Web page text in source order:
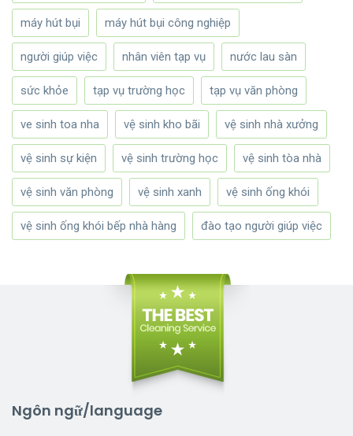
máy hút bụi máy hút bụi công nghiệp
người giúp việc nhân viên tạp vụ nước lau sàn
sức khỏe tạp vụ trường học tạp vụ văn phòng
ve sinh toa nha vệ sinh kho bãi vệ sinh nhà xưởng
vệ sinh sự kiện vệ sinh trường học vệ sinh tòa nhà
vệ sinh văn phòng vệ sinh xanh vệ sinh ống khói
vệ sinh ống khói bếp nhà hàng đào tạo người giúp việc
Ngôn ngữ/language